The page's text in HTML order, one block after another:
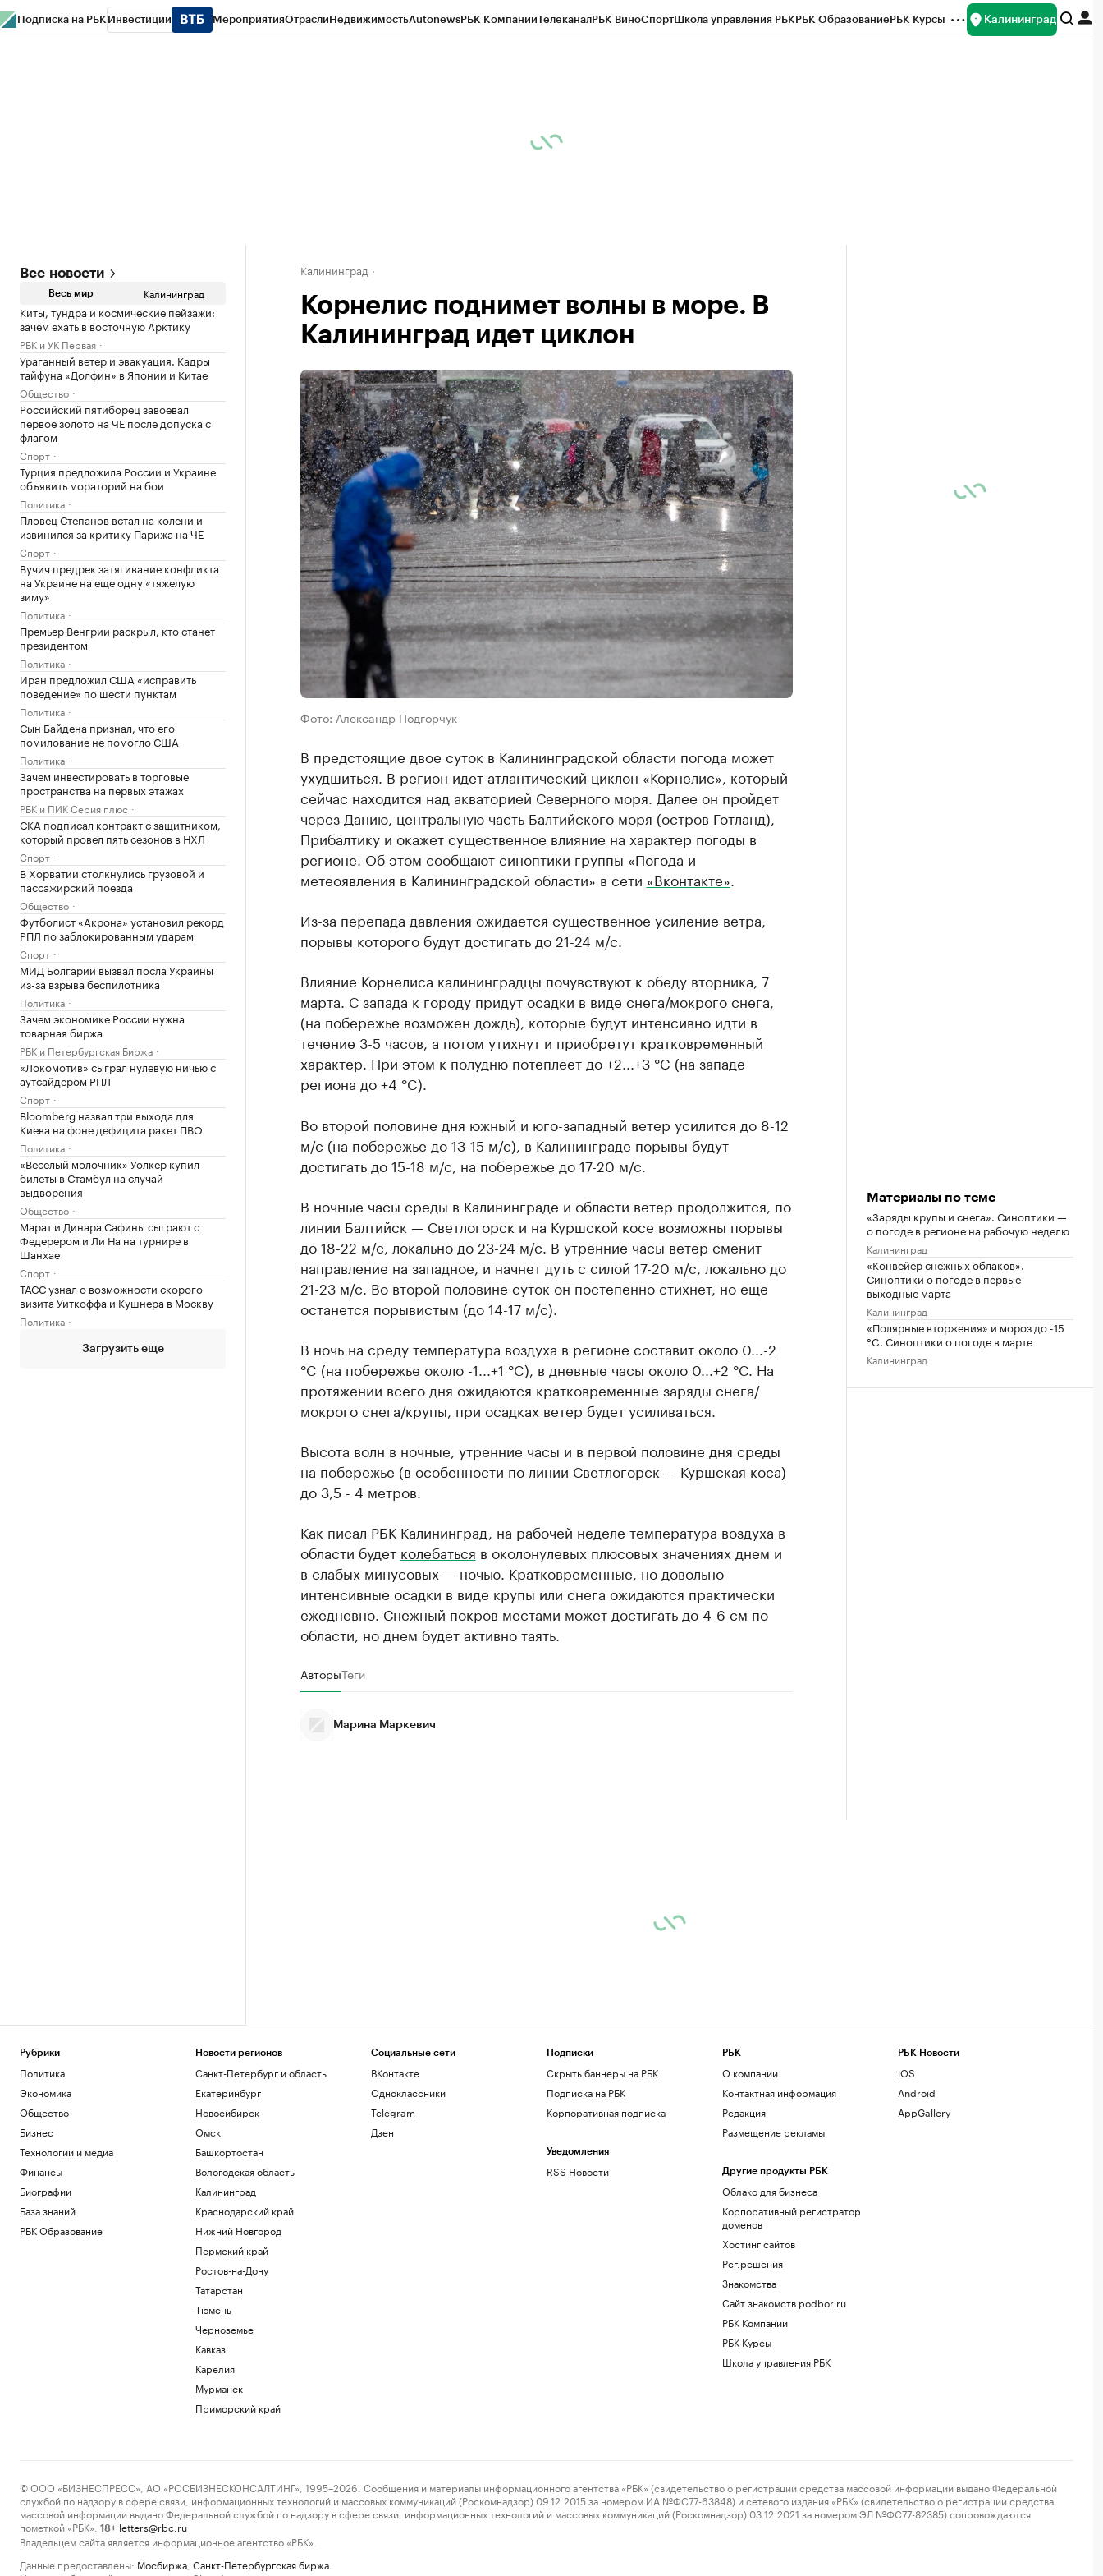
Подписка на РБК Инвестиции МероприятияОтраслиНедвижимостьAutonewsРБК КомпанииТелеканалРБК ВиноСпортШкола управления РБКРБК ОбразованиеРБК Курсы Калининград
Все новости
Весь мир Калининград
Киты, тундра и космические пейзажи:
зачем ехать в восточную Арктику
РБК и УК Первая
Ураганный ветер и эвакуация. Кадры
тайфуна «Долфин» в Японии и Китае
Общество
Российский пятиборец завоевал
первое золото на ЧЕ после допуска с
флагом
Спорт
Турция предложила России и Украине
объявить мораторий на бои
Политика
Пловец Степанов встал на колени и
извинился за критику Парижа на ЧЕ
Спорт
Вучич предрек затягивание конфликта
на Украине на еще одну «тяжелую
зиму»
Политика
Премьер Венгрии раскрыл, кто станет
президентом
Политика
Иран предложил США «исправить
поведение» по шести пунктам
Политика
Сын Байдена признал, что его
помилование не помогло США
Политика
Зачем инвестировать в торговые
пространства на первых этажах
РБК и ПИК Серия плюс
СКА подписал контракт с защитником,
который провел пять сезонов в НХЛ
Спорт
В Хорватии столкнулись грузовой и
пассажирский поезда
Общество
Футболист «Акрона» установил рекорд
РПЛ по заблокированным ударам
Спорт
МИД Болгарии вызвал посла Украины
из-за взрыва беспилотника
Политика
Зачем экономике России нужна
товарная биржа
РБК и Петербургская Биржа
«Локомотив» сыграл нулевую ничью с
аутсайдером РПЛ
Спорт
Bloomberg назвал три выхода для
Киева на фоне дефицита ракет ПВО
Политика
«Веселый молочник» Уолкер купил
билеты в Стамбул на случай
выдворения
Общество
Марат и Динара Сафины сыграют с
Федерером и Ли На на турнире в
Шанхае
Спорт
ТАСС узнал о возможности скорого
визита Уиткоффа и Кушнера в Москву
Политика
Загрузить еще
Калининград
Корнелис поднимет волны в море. В
Калининград идет циклон
Фото: Александр Подгорчук
В предстоящие двое суток в Калининградской области погода может
ухудшиться. В регион идет атлантический циклон «Корнелис», который
сейчас находится над акваторией Северного моря. Далее он пройдет
через Данию, центральную часть Балтийского моря (остров Готланд),
Прибалтику и окажет существенное влияние на характер погоды в
регионе. Об этом сообщают синоптики группы «Погода и
метеоявления в Калининградской области» в сети «Вконтакте»
Из-за перепада давления ожидается существенное усиление ветра,
порывы которого будут достигать до 21-24 м/с.
Влияние Корнелиса калининградцы почувствуют к обеду вторника, 7
марта. С запада к городу придут осадки в виде снега/мокрого снега,
(на побережье возможен дождь), которые будут интенсивно идти в
течение 3-5 часов, а потом утихнут и приобретут кратковременный
характер. При этом к полудню потеплеет до +2...+3 °C (на западе
региона до +4 °C).
Во второй половине дня южный и юго-западный ветер усилится до 8-12
м/с (на побережье до 13-15 м/с), в Калининграде порывы будут
достигать до 15-18 м/с, на побережье до 17-20 м/с.
В ночные часы среды в Калининграде и области ветер продолжится, по
линии Балтийск — Светлогорск и на Куршской косе возможны порывы
до 18-22 м/с, локально до 23-24 м/с. В утренние часы ветер сменит
направление на западное, и начнет дуть с силой 17-20 м/с, локально до
21-23 м/с. Во второй половине суток он постепенно стихнет, но еще
останется порывистым (до 14-17 м/с).
В ночь на среду температура воздуха в регионе составит около 0...-2
°C (на побережье около -1...+1 °C), в дневные часы около 0...+2 °C. На
протяжении всего дня ожидаются кратковременные заряды снега/
мокрого снега/крупы, при осадках ветер будет усиливаться.
Высота волн в ночные, утренние часы и в первой половине дня среды
на побережье (в особенности по линии Светлогорск — Куршская коса)
до 3,5 - 4 метров.
Как писал РБК Калининград, на рабочей неделе температура воздуха в
области будет колебаться в околонулевых плюсовых значениях днем и
в слабых минусовых — ночью. Кратковременные, но довольно
интенсивные осадки в виде крупы или снега ожидаются практически
ежедневно. Снежный покров местами может достигать до 4-6 см по
области, но днем будет активно таять.
АвторыТеги
Марина Маркевич
Материалы по теме
«Заряды крупы и снега». Синоптики —
о погоде в регионе на рабочую неделю
Калининград
«Конвейер снежных облаков».
Синоптики о погоде в первые
выходные марта
Калининград
«Полярные вторжения» и мороз до -15
°C. Синоптики о погоде в марте
Калининград
Рубрики
Политика
Экономика
Общество
Бизнес
Технологии и медиа
Финансы
Биографии
База знаний
РБК Образование
Новости регионов
Санкт-Петербург и область
Екатеринбург
Новосибирск
Омск
Башкортостан
Вологодская область
Калининград
Краснодарский край
Нижний Новгород
Пермский край
Ростов-на-Дону
Татарстан
Тюмень
Черноземье
Кавказ
Карелия
Мурманск
Приморский край
Социальные сети
ВКонтакте
Одноклассники
Telegram
Дзен
Подписки
Скрыть баннеры на РБК
Подписка на РБК
Корпоративная подписка
Уведомления
RSS Новости
РБК
О компании
Контактная информация
Редакция
Размещение рекламы
Другие продукты РБК
Облако для бизнеса
Корпоративный регистратор
доменов
Хостинг сайтов
Рег.решения
Знакомства
Сайт знакомств podbor.ru
РБК Компании
РБК Курсы
Школа управления РБК
РБК Новости
iOS
Android
AppGallery
© ООО «БИЗНЕСПРЕСС», АО «РОСБИЗНЕСКОНСАЛТИНГ», 1995–2026. Сообщения и материалы информационного агентства «РБК» (свидетельство о регистрации средства массовой информации выдано Федеральной
службой по надзору в сфере связи, информационных технологий и массовых коммуникаций (Роскомнадзор) 09.12.2015 за номером ИА №ФС77-63848) и сетевого издания «РБК» (свидетельство о регистрации средства
массовой информации выдано Федеральной службой по надзору в сфере связи, информационных технологий и массовых коммуникаций (Роскомнадзор) 03.12.2021 за номером ЭЛ №ФС77-82385) сопровождаются
пометкой «РБК».
18+ letters@rbc.ru
Владельцем сайта является информационное агентство «РБК».
Данные предоставлены: Мосбиржа Санкт-Петербургская биржа